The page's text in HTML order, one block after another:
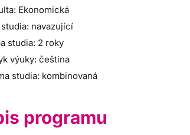
Ekonomická
navazující
studia: 2 roky
výuky: čeština
studia: kombinovaná
programu